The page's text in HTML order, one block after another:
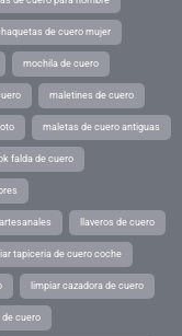
de cuero mujer
mochila de cuero
maletines de cuero
maletas de cuero antiguas
falda de cuero
llaveros de cuero
tapiceria de cuero coche
limpiar cazadora de cuero
de cuero